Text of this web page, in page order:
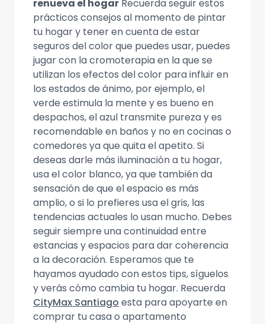
renueva el hogar Recuerda seguir estos
prácticos consejos al momento de pintar
tu hogar y tener en cuenta de estar
seguros del color que puedes usar, puedes
jugar con la cromoterapia en la que se
utilizan los efectos del color para influir en
los estados de ánimo, por ejemplo, el
verde estimula la mente y es bueno en
despachos, el azul transmite pureza y es
recomendable en baños y no en cocinas o
comedores ya que quita el apetito. Si
deseas darle más iluminación a tu hogar,
usa el color blanco, ya que también da
sensación de que el espacio es más
amplio, o si lo prefieres usa el gris, las
tendencias actuales lo usan mucho. Debes
seguir siempre una continuidad entre
estancias y espacios para dar coherencia
a la decoración. Esperamos que te
hayamos ayudado con estos tips, síguelos
y verás cómo cambia tu hogar. Recuerda
CityMax Santiago esta para apoyarte en
comprar tu casa o apartamento